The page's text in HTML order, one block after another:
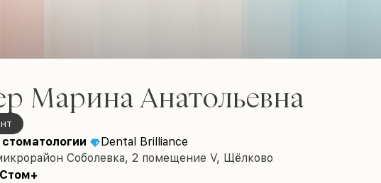
Марина Анатольевна
Dental Brilliance
Соболевка, 2 помещение V, Щёлково